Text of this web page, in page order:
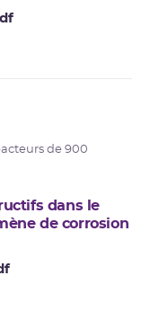
de 900
dans le
de corrosion